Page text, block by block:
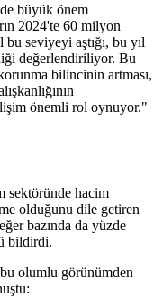
büyük önem
2024'te 60 milyon
seviyeyi aştığı, bu yıl
değerlendiriliyor. Bu
bilincinin artması,
önemli rol oynuyor."
sektöründe hacim
olduğunu dile getiren
bazında da yüzde
bildirdi.
olumlu görünümden